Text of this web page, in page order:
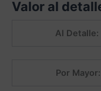
Valor al
Al Detalle:
Por Mayor: